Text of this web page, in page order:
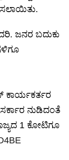
ಜನರ ಬದುಕು
ಕಾರ್ಯಕರ್ತರ
ನುಡಿದಂತೆ
1 ಕೋಟಿಗೂ